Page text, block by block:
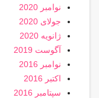
نوامبر 2020
جولای 2020
ژانویه 2020
آگوست 2019
نوامبر 2016
اکتبر 2016
سپتامبر 2016